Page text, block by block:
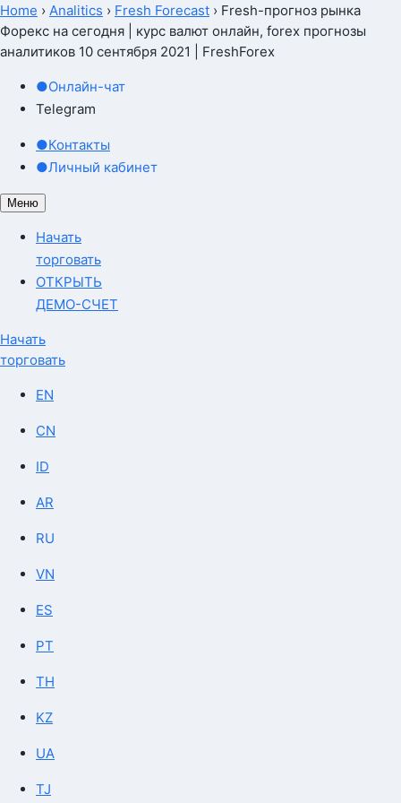
Home › Analitics › Fresh Forecast › Fresh-прогноз рынка
Форекс на сегодня | курс валют онлайн, forex прогнозы
аналитиков 10 сентября 2021 | FreshForex
●Онлайн-чат
Telegram
●Контакты
●Личный кабинет
Меню
Начать
торговать
ОТКРЫТЬ
ДЕМО-СЧЕТ
Начать
торговать
EN
CN
ID
AR
RU
VN
ES
PT
TH
KZ
UA
TJ